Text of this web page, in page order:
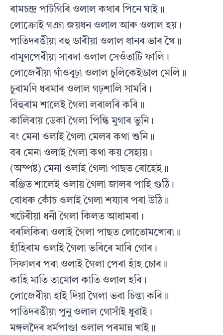
ৰামচন্দ্ৰ পাটগিৰি ওলাল কথাৰ পিনে ঘাই॥
লোক্ৰোই গঞা জয়ধন ওলাল আৰু ওলাল হয়।
পাতিদৰঙীয়া বহু ডাৰীয়া ওলাল ধানৰ ভাৰ থৈ॥
বামুণপেৰীয়া সাৰদা ওলাল সেওঁতাটি ফালি।
লোজেৰীয়া গাঁওবুঢ়া ওলাল চুলিকেইডাল মেলি॥
চুৰামণি ধৰমাৰ ওলাল গঢ়শালি সামৰি।
বিহুৰাম শালেই গৈলা লৰালৰি কৰি॥
কালিৰায় ডেকা গৈলা পিন্ধি মুগাৰ ভুনি।
ৰং মেনা ওলাই গৈলা মেলৰ কথা শুনি॥
বৰ মেনা ওলাই গৈলা কথা কয় সেহায়।
(অস্পষ্ট) মেনা ওলাই গৈলা পাছত ৰোহেই॥
ৰঞ্জিত শালেই ওলায় গৈলা জালৰ পাহি গুঠি।
বোধৰু কোঁচ ওলাই গৈলা শয্যাৰ পৰা উঠি॥
খটেৰীয়া ধনী গৈলা কিলত আধামৰা।
বৰলিকিৰা ওলাই গৈলা পাছত লোতোমখোৰা॥
হাঁহিৰাম ওলাই গৈলা ভৰিৰে মাৰি গোৰ।
সিফালৰ পৰা ওলাই গৈলা পেৰা হাঁহ চোৰ॥
কাহি মাতি তামোল কাতি ওলাল হৰি।
লোজেৰীয়া হাই দিয়া গৈলা ভবা চিন্তা কৰি॥
পাতিদৰঙীয়া পুনু ওলাল গোসাঁই ধুৱাই।
মঙ্গলদৈৰ ধৰ্মপাণ্ডা ওলাল পৰমান্ন খাই॥